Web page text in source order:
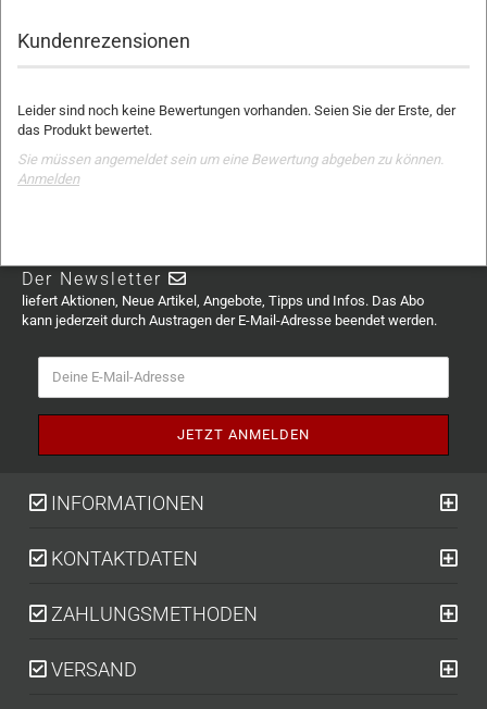
Kundenrezensionen
Leider sind noch keine Bewertungen vorhanden. Seien Sie der Erste, der
das Produkt bewertet.
Sie müssen angemeldet sein um eine Bewertung abgeben zu können.
Anmelden
Der Newsletter
liefert Aktionen, Neue Artikel, Angebote, Tipps und Infos. Das Abo
kann jederzeit durch Austragen der E-Mail-Adresse beendet werden.
INFORMATIONEN
KONTAKTDATEN
ZAHLUNGSMETHODEN
VERSAND